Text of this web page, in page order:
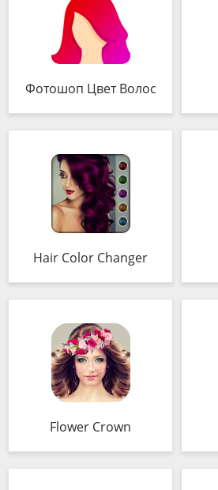
Фотошоп Цвет Волос
Hair Color Changer
Flower Crown